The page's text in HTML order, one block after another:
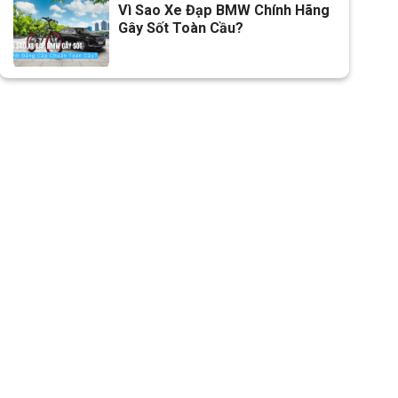
Vì Sao Xe Đạp BMW Chính Hãng
Gây Sốt Toàn Cầu?